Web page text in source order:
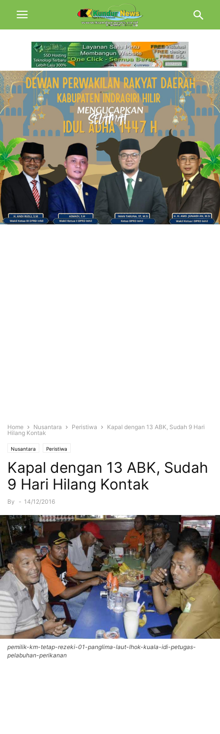
Home Nusantara Peristiwa
Kapal dengan 13 ABK, Sudah 9 Hari
Hilang Kontak
Nusantara Peristiwa
Kapal dengan 13 ABK, Sudah
9 Hari Hilang Kontak
By - 14/12/2016
pemilik-km-tetap-rezeki-01-panglima-laut-lhok-kuala-idi-petugas-
pelabuhan-perikanan